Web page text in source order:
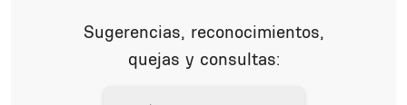
Sugerencias, reconocimientos,
quejas y consultas: